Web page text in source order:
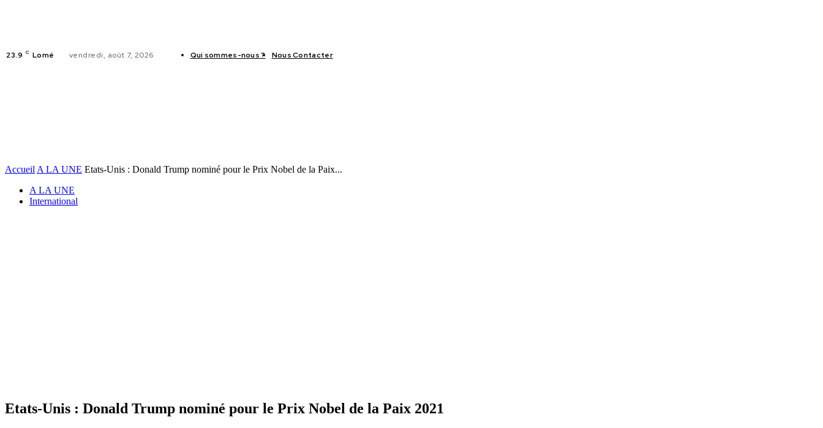
23.9 C Lomé vendredi, août 7, 2026 Qui sommes-nous ? Nous Contacter
Accueil A LA UNE Etats-Unis : Donald Trump nominé pour le Prix Nobel de la Paix...
A LA UNE
International
Etats-Unis : Donald Trump nominé pour le Prix Nobel de la Paix 2021